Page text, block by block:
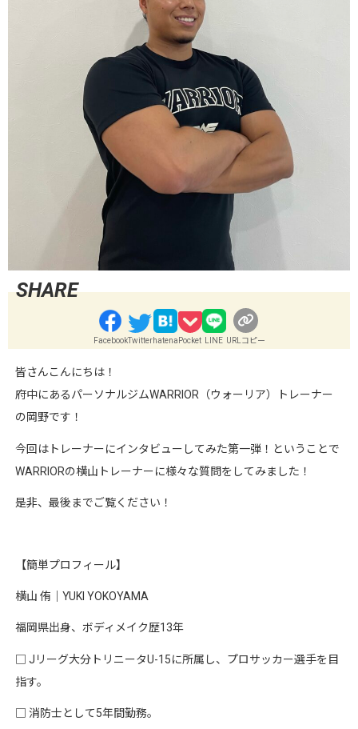
FacebookTwitterhatena Pocket LINE URLコピー
皆さんこんにちは！
府中にあるパーソナルジムWARRIOR（ウォーリア）トレーナー
の岡野です！
今回はトレーナーにインタビューしてみた第一弾！ということで
WARRIORの横山トレーナーに様々な質問をしてみました！
是非、最後までご覧ください！
【簡単プロフィール】
横山 侑｜YUKI YOKOYAMA
福岡県出身、ボディメイク歴13年
□ Jリーグ大分トリニータU-15に所属し、プロサッカー選手を目
指す。
□ 消防士として5年間勤務。